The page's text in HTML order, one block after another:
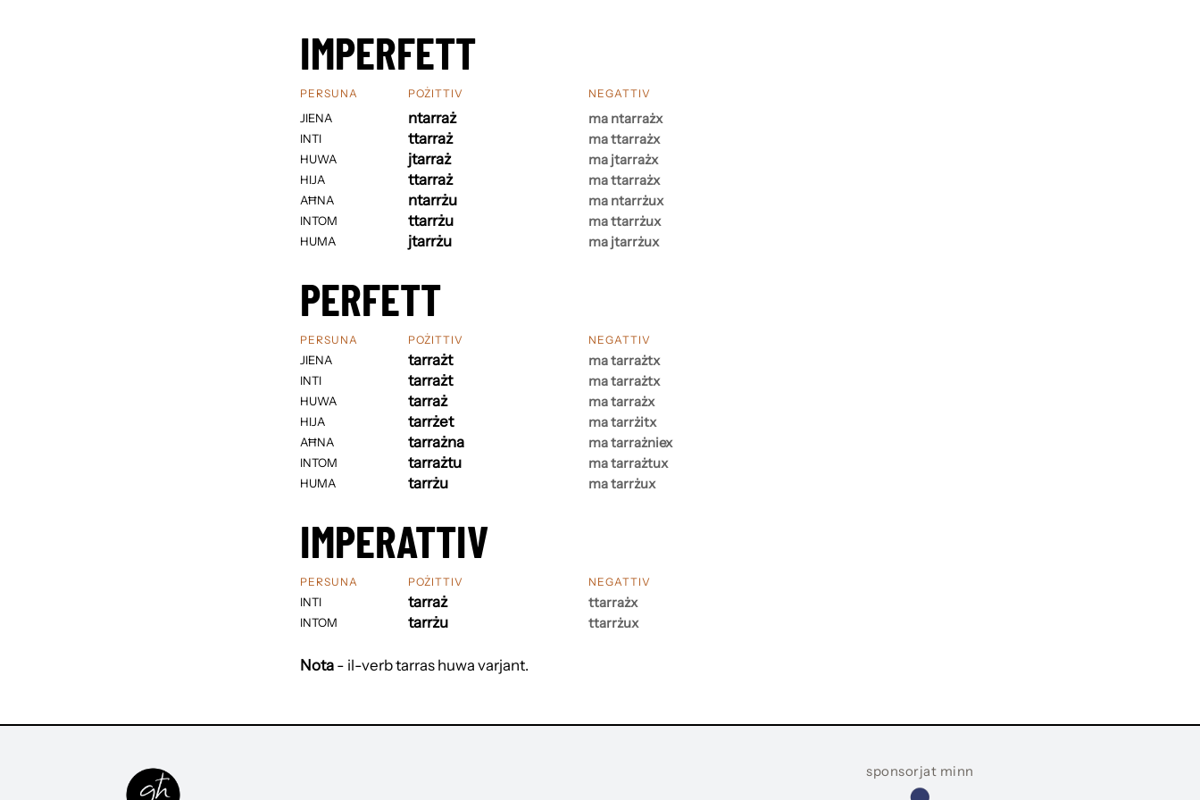
IMPERFETT
PERSUNA
JIENA
INTI
HUWA
HIJA
AĦNA
INTOM
HUMA
POŻITTIV
ntarraż
ttarraż
jtarraż
ttarraż
ntarrżu
ttarrżu
jtarrżu
NEGATTIV
ma ntarrażx
ma ttarrażx
ma jtarrażx
ma ttarrażx
ma ntarrżux
ma ttarrżux
ma jtarrżux
PERFETT
PERSUNA
JIENA
INTI
HUWA
HIJA
AĦNA
INTOM
HUMA
POŻITTIV
tarrażt
tarrażt
tarraż
tarrżet
tarrażna
tarrażtu
tarrżu
NEGATTIV
ma tarrażtx
ma tarrażtx
ma tarrażx
ma tarrżitx
ma tarrażniex
ma tarrażtux
ma tarrżux
IMPERATTIV
PERSUNA
INTI
INTOM
POŻITTIV
tarraż
tarrżu
NEGATTIV
ttarrażx
ttarrżux
Nota - il-verb tarras huwa varjant.
sponsorjat minn